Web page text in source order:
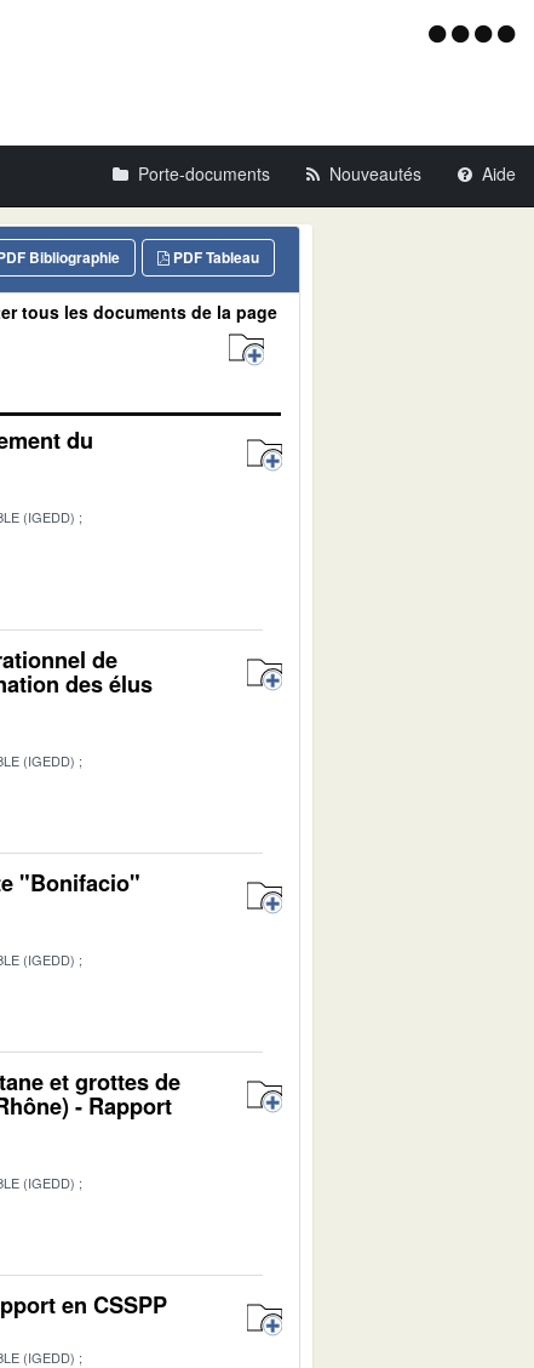
Menu
Porte-documents Nouveautés Aide
PDF Tableau
Bibliographie
tous les documents de la page
du
(IGEDD)
de
des élus
(IGEDD)
"Bonifacio"
(IGEDD)
et grottes de
- Rapport
(IGEDD)
en CSSPP
(IGEDD)